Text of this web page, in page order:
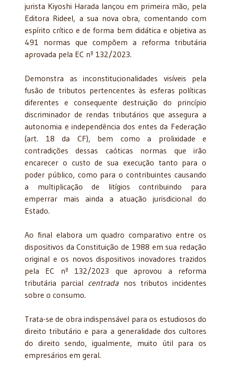
jurista Kiyoshi Harada lançou em primeira mão, pela
Editora Rideel, a sua nova obra, comentando com
espírito crítico e de forma bem didática e objetiva as
491 normas que compõem a reforma tributária
aprovada pela EC nº 132/2023.
Demonstra as inconstitucionalidades visíveis pela
fusão de tributos pertencentes às esferas políticas
diferentes e consequente destruição do princípio
discriminador de rendas tributários que assegura a
autonomia e independência dos entes da Federação
(art. 18 da CF), bem como a prolixidade e
contradições dessas caóticas normas que irão
encarecer o custo de sua execução tanto para o
poder público, como para o contribuintes causando
a multiplicação de litígios contribuindo para
emperrar mais ainda a atuação jurisdicional do
Estado.
Ao final elabora um quadro comparativo entre os
dispositivos da Constituição de 1988 em sua redação
original e os novos dispositivos inovadores trazidos
pela EC nº 132/2023 que aprovou a reforma
tributária parcial centradanos tributos incidentes
sobre o consumo.
Trata-se de obra indispensável para os estudiosos do
direito tributário e para a generalidade dos cultores
do direito sendo, igualmente, muito útil para os
empresários em geral.